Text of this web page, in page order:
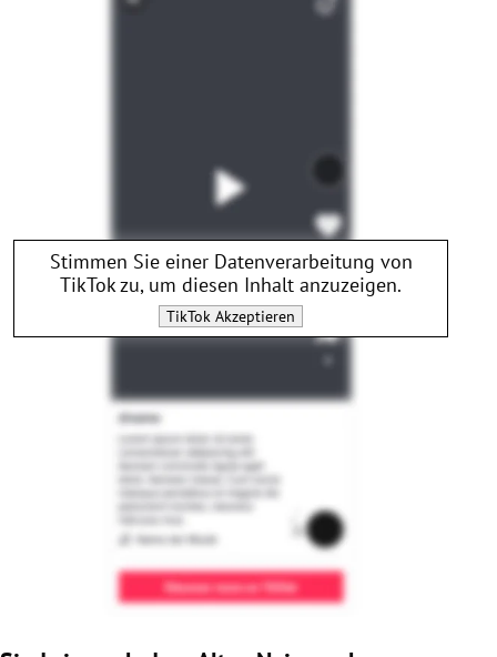
Stimmen Sie einer Datenverarbeitung von
TikTokzu, um diesen Inhalt anzuzeigen.
TikTok Akzeptieren